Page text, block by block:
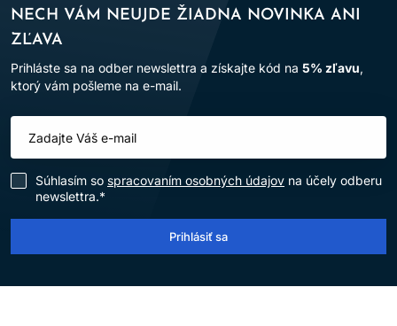
NECH VÁM NEUJDE ŽIADNA NOVINKA ANI
ZĽAVA
Prihláste sa na odber newslettra a získajte kód na 5% zľavu,
ktorý vám pošleme na e-mail.
Súhlasím so spracovaním osobných údajov na účely odberu
newslettra.*
Prihlásiť sa